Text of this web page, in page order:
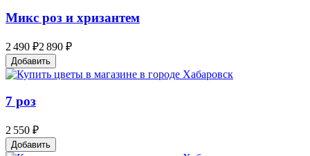
Микс роз и хризантем
2 490 ₽2 890 ₽
Добавить
7 роз
2 550 ₽
Добавить